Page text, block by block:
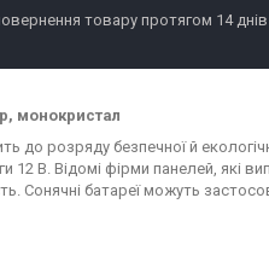
товару протягом 14 днів
монокристал
до розряду безпечної й
В. Відомі фірми панелей, які
Сонячні батареї можуть